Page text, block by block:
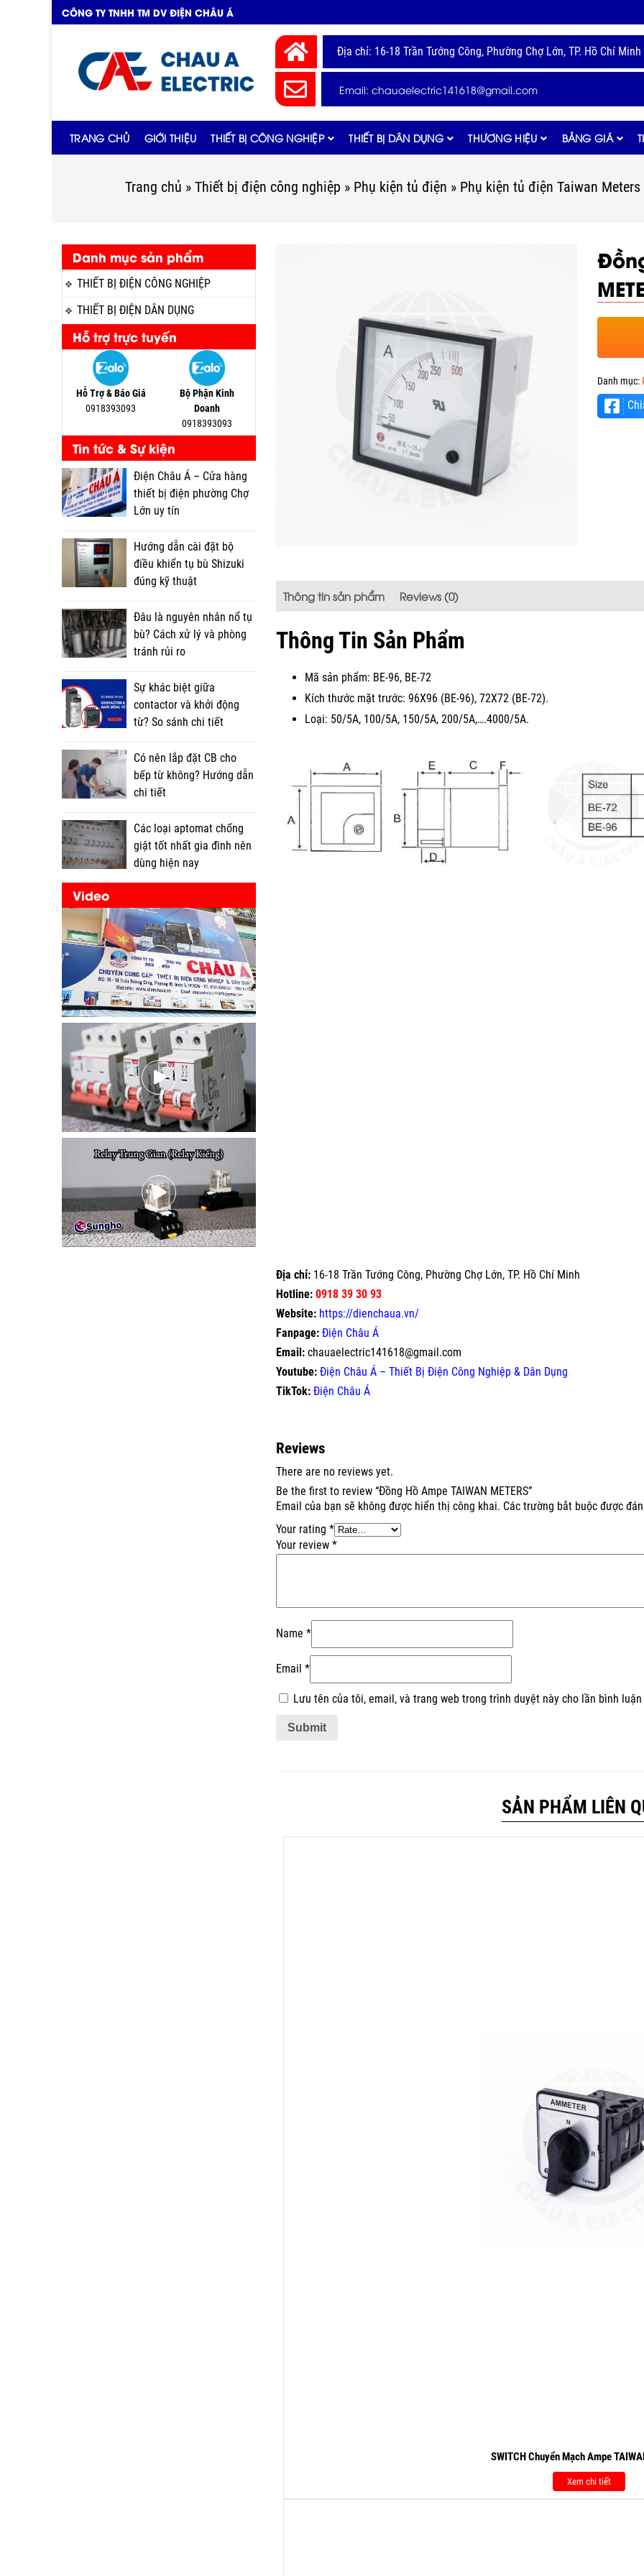
CÔNG TY TNHH TM DV ĐIỆN CHÂU Á
Địa chỉ: 16-18 Trần Tướng Công, Phường Chợ Lớn, TP. Hồ Chí Minh
Email: chauaelectric141618@gmail.com
TRANG CHỦ GIỚI THIỆU THIẾT BỊ CÔNG NGHIỆP THIẾT BỊ DÂN DỤNG THƯƠNG HIỆU BẢNG GIÁ
Trang chủ » Thiết bị điện công nghiệp » Phụ kiện tủ điện » Phụ kiện tủ điện Taiwan Meters
Danh mục sản phẩm
THIẾT BỊ ĐIỆN CÔNG NGHIỆP
THIẾT BỊ ĐIỆN DÂN DỤNG
Hỗ trợ trực tuyến
Hỗ Trợ & Báo Giá
0918393093
Bộ Phận Kinh
Doanh
0918393093
Tin tức & Sự kiện
Điện Châu Á – Cửa hàng
thiết bị điện phường Chợ
Lớn uy tín
Hướng dẫn cài đặt bộ
điều khiển tụ bù Shizuki
đúng kỹ thuật
Đâu là nguyên nhân nổ tụ
bù? Cách xử lý và phòng
tránh rủi ro
Sự khác biệt giữa
contactor và khởi động
từ? So sánh chi tiết
Có nên lắp đặt CB cho
bếp từ không? Hướng dẫn
chi tiết
Các loại aptomat chống
giật tốt nhất gia đình nên
dùng hiện nay
Video
Danh mục:
Thông tin sản phẩm Reviews (0)
Thông Tin Sản Phẩm
Mã sản phẩm: BE-96, BE-72
Kích thước mặt trước: 96X96 (BE-96), 72X72 (BE-72).
Loại: 50/5A, 100/5A, 150/5A, 200/5A,….4000/5A.
Địa chỉ: 16-18 Trần Tướng Công, Phường Chợ Lớn, TP. Hồ Chí Minh
Hotline: 0918 39 30 93
Website: https://dienchaua.vn/
Fanpage: Điện Châu Á
Email: chauaelectric141618@gmail.com
Youtube: Điện Châu Á – Thiết Bị Điện Công Nghiệp & Dân Dụng
TikTok: Điện Châu Á
Reviews
There are no reviews yet.
Be the first to review “Đồng Hồ Ampe TAIWAN METERS”
Email của bạn sẽ không được hiển thị công khai. Các trường bắt buộc được
Your rating *
Your review *
Name *
Email *
Lưu tên của tôi, email, và trang web trong trình duyệt này cho lần bình
SẢN PHẨM LIÊN
SWITCH Chuyển Mạch Ampe
Xem chi tiết